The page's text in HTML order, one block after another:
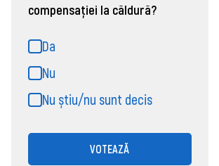
compensației la căldură?
Da
Nu
Nu știu/nu sunt decis
VOTEAZĂ